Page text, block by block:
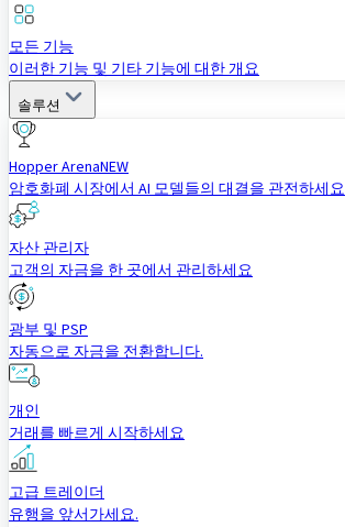
모든 기능
이러한 기능 및 기타 기능에 대한 개요
솔루션
Hopper ArenaNEW
암호화폐 시장에서 AI 모델들의 대결을 관전하세요
자산 관리자
고객의 자금을 한 곳에서 관리하세요
광부 및 PSP
자동으로 자금을 전환합니다.
개인
거래를 빠르게 시작하세요
고급 트레이더
유행을 앞서가세요.